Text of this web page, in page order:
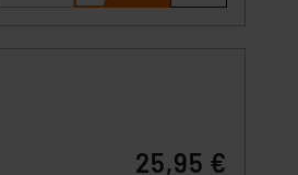
25,95 €